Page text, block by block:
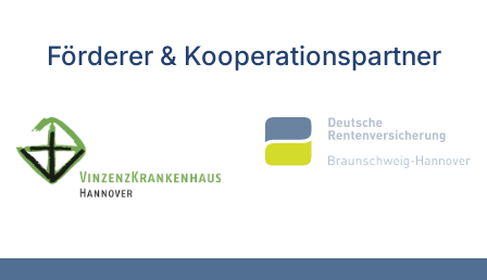
Förderer & Kooperationspartner